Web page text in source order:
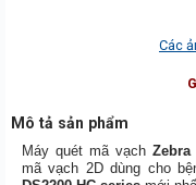
Các
Mô tả sản phẩm
Máy quét mã vạch Zebra
mã vạch 2D dùng cho